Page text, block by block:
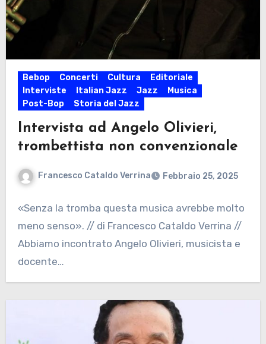
Bebop Concerti Cultura
Editoriale
Interviste
Italian Jazz Jazz
Musica
Post-Bop
Storia del Jazz
Intervista ad Angelo Olivieri,
trombettista non convenzionale
Francesco Cataldo Verrina Febbraio 25, 2025
«Senza la tromba questa musica avrebbe molto
meno senso». // di Francesco Cataldo Verrina //
Abbiamo incontrato Angelo Olivieri, musicista e
docente…